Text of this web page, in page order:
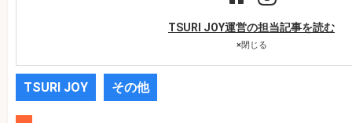
TSURI JOY運営の担当記事を読む
×閉じる
TSURI JOY その他